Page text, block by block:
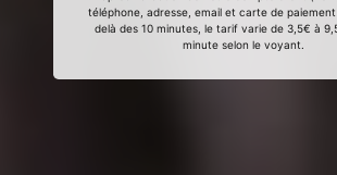
téléphone, adresse, email et carte de
delà des 10 minutes, le tarif varie de 3,5€ à
minute selon le voyant.